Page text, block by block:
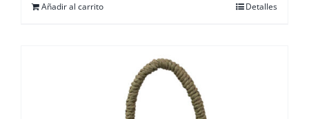
Añadir al carrito Detalles